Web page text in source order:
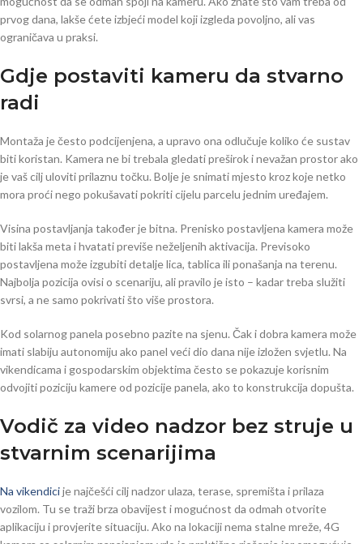
prvog dana, lakše ćete izbjeći model koji izgleda povoljno, ali vas
ograničava u praksi.
Gdje postaviti kameru da stvarno
radi
Montaža je često podcijenjena, a upravo ona odlučuje koliko će sustav
biti koristan. Kamera ne bi trebala gledati preširok i nevažan prostor ako
je vaš cilj uloviti prilaznu točku. Bolje je snimati mjesto kroz koje netko
mora proći nego pokušavati pokriti cijelu parcelu jednim uređajem.
Visina postavljanja također je bitna. Prenisko postavljena kamera može
biti lakša meta i hvatati previše neželjenih aktivacija. Previsoko
postavljena može izgubiti detalje lica, tablica ili ponašanja na terenu.
Najbolja pozicija ovisi o scenariju, ali pravilo je isto – kadar treba služiti
svrsi, a ne samo pokrivati što više prostora.
Kod solarnog panela posebno pazite na sjenu. Čak i dobra kamera može
imati slabiju autonomiju ako panel veći dio dana nije izložen svjetlu. Na
vikendicama i gospodarskim objektima često se pokazuje korisnim
odvojiti poziciju kamere od pozicije panela, ako to konstrukcija dopušta.
Vodič za video nadzor bez struje u
stvarnim scenarijima
Na vikendicije najčešći cilj nadzor ulaza, terase, spremišta i prilaza
vozilom. Tu se traži brza obavijest i mogućnost da odmah otvorite
aplikaciju i provjerite situaciju. Ako na lokaciji nema stalne mreže, 4G